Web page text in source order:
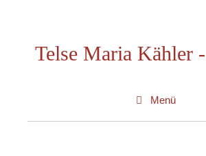
springenTelse Maria Kähler
Menü